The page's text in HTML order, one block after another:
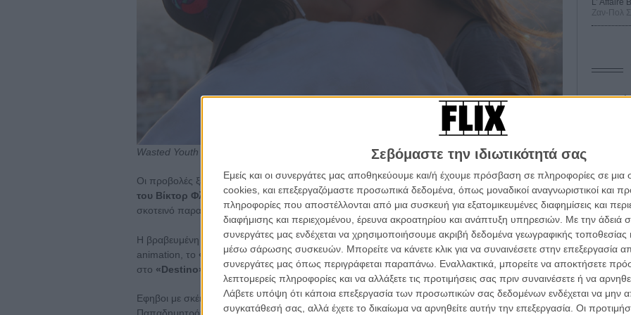
Σεβόμαστε την ιδιωτικότητά σας
Εμείς και οι συνεργάτες μας αποθηκεύουμε και/ή έχουμε πρόσβαση σε πληροφορίες σε
cookies, και επεξεργαζόμαστε προσωπικά δεδομένα, όπως μοναδικοί αναγνωριστικοί και
πληροφορίες που αποστέλλονται από μια συσκευή για εξατομικευμένες διαφημίσεις και
διαφήμισης και περιεχομένου, έρευνα ακροατηρίου και ανάπτυξη υπηρεσιών. Με την άδειά
συνεργάτες μας ενδέχεται να χρησιμοποιήσουμε ακριβή δεδομένα γεωγραφικής τοποθεσίας
μέσω σάρωσης συσκευών. Μπορείτε να κάνετε κλικ για να συναινέσετε στην επεξεργασία
συνεργάτες μας όπως περιγράφεται παραπάνω. Εναλλακτικά, μπορείτε να αποκτήσετε
λεπτομερείς πληροφορίες και να αλλάξετε τις προτιμήσεις σας πριν συναινέσετε ή να
Λάβετε υπόψη ότι κάποια επεξεργασία των προσωπικών σας δεδομένων ενδέχεται να μην
συγκατάθεσή σας, αλλά έχετε το δικαίωμα να αρνηθείτε αυτήν την επεξεργασία. Οι
Wasted Youth
Οι προβολές ξεκινούν με απόβαση στη φανταστική χώρα του Οζ με τον αειθαλή«Μάγο του Οζ»
του Βίκτορ Φλέμινγκ, που μετά από σχεδόν 85 χρόνια συνεχίζει να γοητεύει, μαζί με το
σκοτεινό παραμύθι «Washingtonia» της Κωνσταντίνας Κοτζαμάνη.
Η βραβευμένη στα φετινά Οσκαρ ταινία animation«Flow»συναντά δύο μικρού μήκους
animation, το «The Hunter» της Εφης Παπάκαι τον σουρεαλιστικό κόσμο του Salvador Dalí
στο «Destino»
Εφηβοι με σκέιτ περιπλανιόνται άσκοπα στην καλοκαιρινή Αθήνα στο ντεμπούτο του Αργύρη
Παπαδημητρόπουλου,«Wasted Youth», ενώ η μικρού μήκους«Numb» της Δέσποινας
L’ Affaire
Ζαν-Πολ
Ο
10
τον